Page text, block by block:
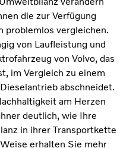
die zur Verfügung
problemlos vergleichen.
von Laufleistung und
von Volvo, das
im Vergleich zu einem
abschneidet.
am Herzen
deutlich, wie Ihre
in ihrer Transportkette
erhalten Sie mehr